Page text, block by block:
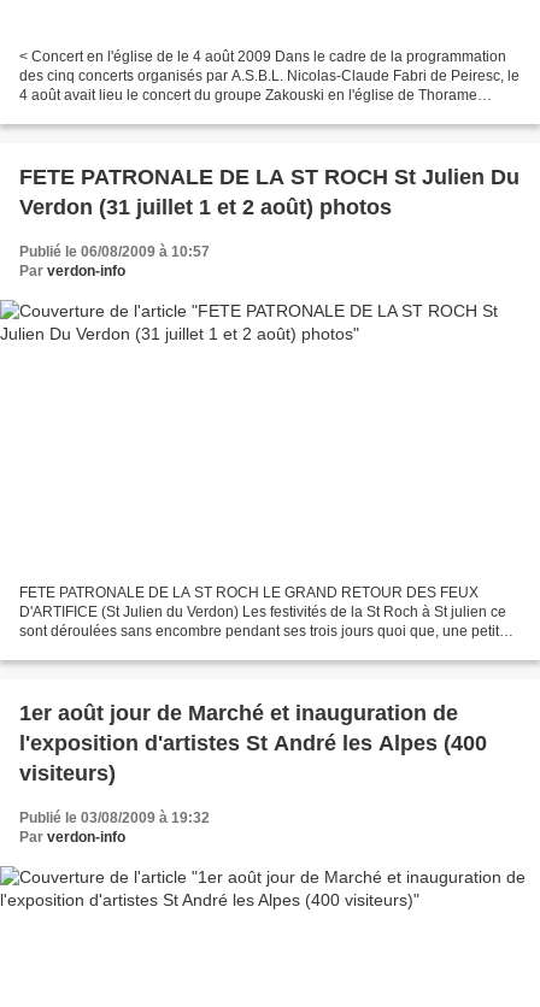
< Concert en l'église de le 4 août 2009 Dans le cadre de la programmation
des cinq concerts organisés par A.S.B.L. Nicolas-Claude Fabri de Peiresc, le
4 août avait lieu le concert du groupe Zakouski en l'église de Thorame
FETE PATRONALE DE LA ST ROCH St Julien Du
Verdon (31 juillet 1 et 2 août) photos
Publié le 06/08/2009 à 10:57
Par verdon-info
FETE PATRONALE DE LA ST ROCH LE GRAND RETOUR DES FEUX
D'ARTIFICE (St Julien du Verdon) Les festivités de la St Roch à St julien ce
sont déroulées sans encombre pendant ses trois jours quoi que, une petite
1er août jour de Marché et inauguration de
l'exposition d'artistes St André les Alpes (400
visiteurs)
Publié le 03/08/2009 à 19:32
Par verdon-info